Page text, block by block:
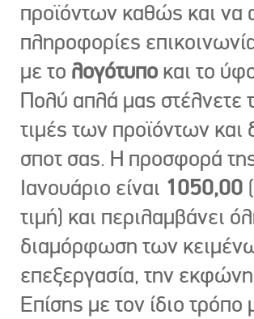
προϊόντων καθώς και να
πληροφορίες
με το λογότυπο και το
Πολύ απλά μας στέλνετε
τιμές των προϊόντων
σποτ σας. Η προσφορά
Ιανουάριο είναι 1050,00
τιμή) και περιλαμβάνει
διαμόρφωση των
επεξεργασία, την
Επίσης με τον ίδιο